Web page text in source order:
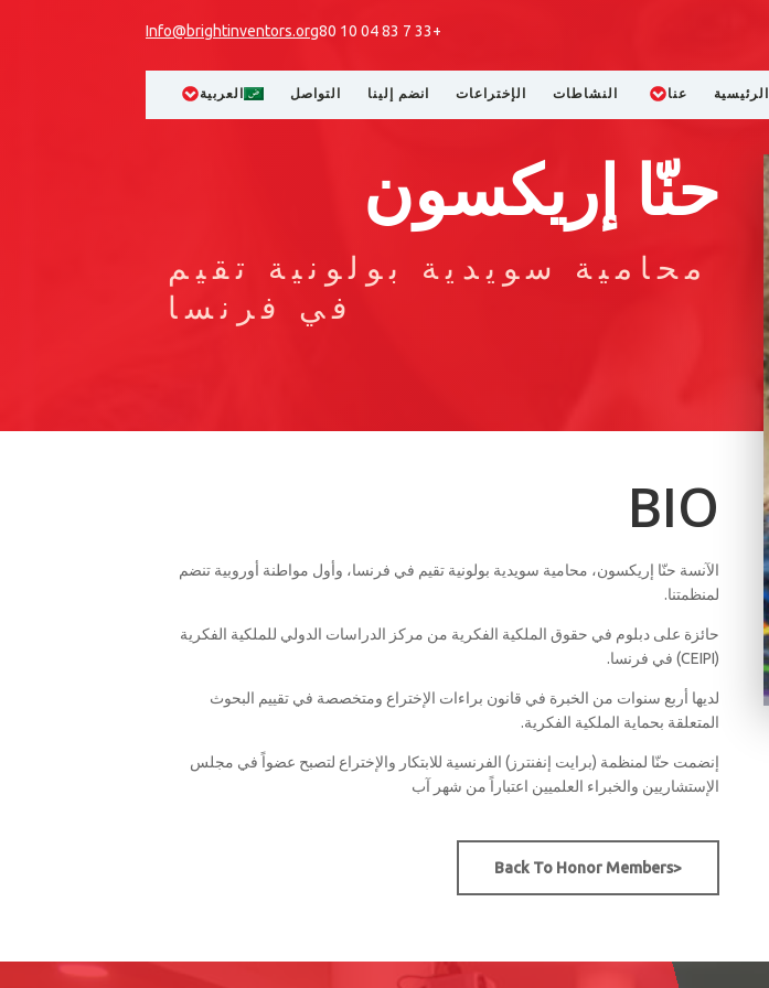
+33 7 83 04 10 80
Info@brightinventors.org
الرئيسية عنا النشاطات الإختراعات انضم إلينا التواصل العربية
حنّا إريكسون
محامية سويدية بولونية تقيم
في فرنسا
BIO
الآنسة حنّا إريكسون، محامية سويدية بولونية تقيم في فرنسا، وأول مواطنة أوروبية تنضم
لمنظمتنا.
حائزة على دبلوم في حقوق الملكية الفكرية من مركز الدراسات الدولي للملكية الفكرية
(CEIPI) في فرنسا.
لديها أربع سنوات من الخبرة في قانون براءات الإختراع ومتخصصة في تقييم البحوث
المتعلقة بحماية الملكية الفكرية.
إنضمت حنّا لمنظمة (برايت إنفنترز) الفرنسية للابتكار والإختراع لتصبح عضواً في مجلس
الإستشاريين والخبراء العلميين اعتباراً من شهر آب
<Back To Honor Members